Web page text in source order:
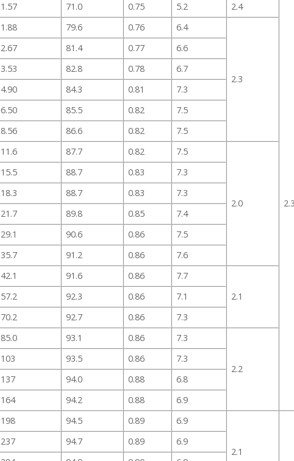
1.57 71.0 0.75 5.2 2.4
1.88 79.6 0.76 6.4
2.3
2.67 81.4 0.77
6.6
3.53 82.8 0.78
6.7
4.90 84.3 0.81
7.3
6.50 85.5 0.82
7.5
8.56 86.6 0.82
7.5
11.6 87.7 0.82 7.5
2.0
15.5 88.7 0.83
7.3
18.3 88.7 0.83
7.3
21.7 89.8 0.85
7.4
29.1 90.6 0.86
7.5
35.7 91.2 0.86
7.6
42.1 91.6 0.86
7.7
2.1
57.2 92.3 0.86
7.1
70.2 92.7 0.86
7.3
85.0 93.1 0.86 7.3
2.2
103 93.5 0.86
7.3
137 94.0 0.88
6.8
164 94.2 0.88
6.9
198 94.5 0.89 6.9
2.1
237 94.7 0.89
6.9